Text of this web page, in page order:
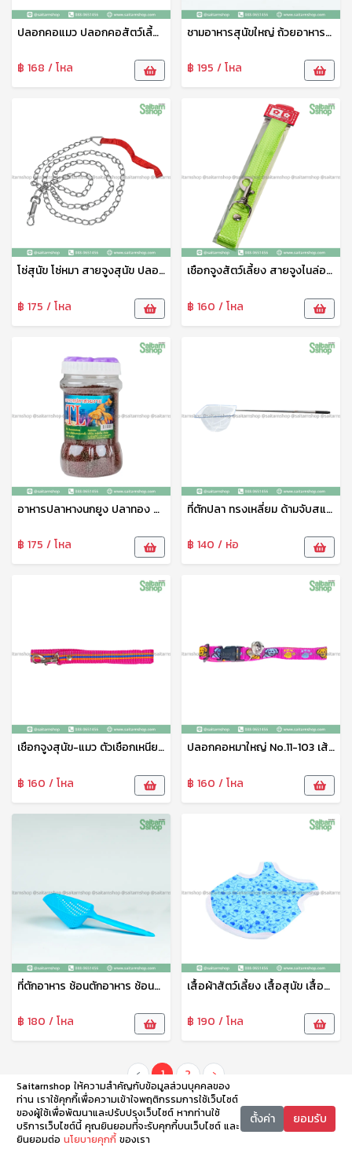
ปลอกคอแมว ปลอกคอสัตว์เลี้ยง ปลอกคอสุนัข ปรับขนาดได้ พร้อมกระดิ่ง 1แพ็ค4ชิ้น คละลาย 21521
฿ 168 / โหล
ชามอาหารสุนัขใหญ่ ถ้วยอาหารสุนัข ที่ใส่อาหารหมา ที่ใส่อาหารสุนัข ลายน่ารัก AP
฿ 195 / โหล
โซ่สุนัข โซ่หมา สายจูงสุนัข ปลอกคอสุนัข โซ่เหล็กบิด ปลอกคอหมา โซ่ล่ามสุนัข สายจูงหมา โซ่จูงหมา โซ่จูงสุนัข โซ่ No.03136
฿ 175 / โหล
เชือกจูงสัตว์เลี้ยง สายจูงไนล่อน คละสี สายจูงสุนัขพันธุ์ใหญ่ คุณภาพดี เชือกหนานิ่ม ทนทาน ปลอดภัย
฿ 160 / โหล
อาหารปลาหางนกยูง ปลาทอง ปลาคราฟ ปลาสวยงามทุกชนิด เกรดเอ น้ำไม่ขุ่น แถมฟรีกระปุกใส่อาหารปลา (เม็ดจิ๋ว)
฿ 175 / โหล
ที่ตักปลา ทรงเหลี่ยม ด้ามจับสแตนเลส ขนาด 18*26ซม ที่ตักปลาเนื้อดี สวิงตักปลา ตาข่ายช้อนปลา ด้ามจับอย่างดี แข็งแรง ทนทาน N-293
฿ 140 / ห่อ
เชือกจูงสุนัข-แมว ตัวเชือกเหนียว ไม่ขาดง่ายใช่ได้ยาวนาน No.11-104
฿ 160 / โหล
ปลอกคอหมาใหญ่ No.11-103 เส้นใหญ่ไม่หลุดไม่ขาดง่าย
฿ 160 / โหล
ที่ตักอาหาร ช้อนตักอาหาร ช้อนตักอาหารสัตว์เลี้ยง ที่ตักน้ำแข็งพลาสติก ช้อนตักอเนกประสงค์ PT
฿ 180 / โหล
เสื้อผ้าสัตว์เลี้ยง เสื้อสุนัข เสื้อแมว สกรีนลายน่ารัก No.6-100
฿ 190 / โหล
‹ 1 2 ›
Saitarnshop ให้ความสำคัญกับข้อมูลส่วนบุคคลของ
ท่าน เราใช้คุกกี้เพื่อความเข้าใจพฤติกรรมการใช้เว็บไซต์
ของผู้ใช้เพื่อพัฒนาและปรับปรุงเว็บไซต์ หากท่านใช้
บริการเว็บไซต์นี้ คุณยินยอมที่จะรับคุกกี้บนเว็บไซต์ และ
ยินยอมต่อ นโยบายคุกกี้ ของเรา
ตั้งค่า ยอมรับ